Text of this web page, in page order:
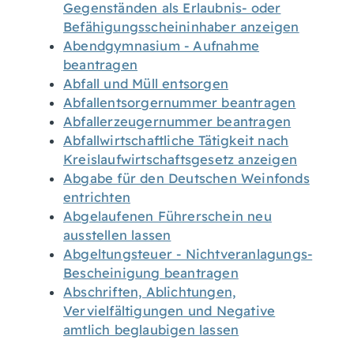
Gegenständen als Erlaubnis- oder
Befähigungsscheininhaber anzeigen
Abendgymnasium - Aufnahme
beantragen
Abfall und Müll entsorgen
Abfallentsorgernummer beantragen
Abfallerzeugernummer beantragen
Abfallwirtschaftliche Tätigkeit nach
Kreislaufwirtschaftsgesetz anzeigen
Abgabe für den Deutschen Weinfonds
entrichten
Abgelaufenen Führerschein neu
ausstellen lassen
Abgeltungsteuer - Nichtveranlagungs-
Bescheinigung beantragen
Abschriften, Ablichtungen,
Vervielfältigungen und Negative
amtlich beglaubigen lassen